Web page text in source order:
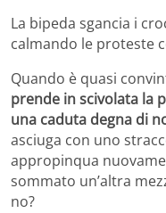
La bipeda sgancia i
calmando le proteste
Quando è quasi
prende in scivolata la
una caduta degna di
asciuga con uno
appropinqua
sommato un’altra
no?